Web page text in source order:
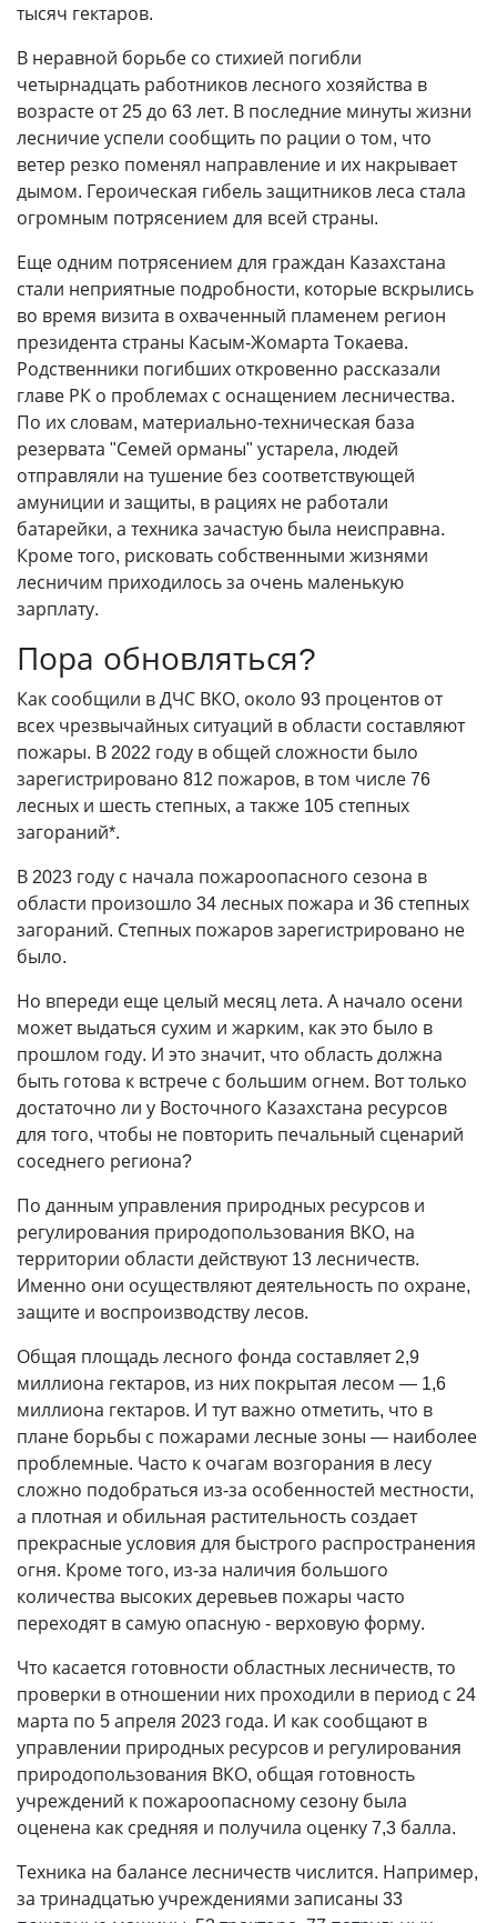
тысяч гектаров.
В неравной борьбе со стихией погибли
четырнадцать работников лесного хозяйства в
возрасте от 25 до 63 лет. В последние минуты жизни
лесничие успели сообщить по рации о том, что
ветер резко поменял направление и их накрывает
дымом. Героическая гибель защитников леса стала
огромным потрясением для всей страны.
Еще одним потрясением для граждан Казахстана
стали неприятные подробности, которые вскрылись
во время визита в охваченный пламенем регион
президента страны Касым-Жомарта Токаева.
Родственники погибших откровенно рассказали
главе РК о проблемах с оснащением лесничества.
По их словам, материально-техническая база
резервата "Семей орманы" устарела, людей
отправляли на тушение без соответствующей
амуниции и защиты, в рациях не работали
батарейки, а техника зачастую была неисправна.
Кроме того, рисковать собственными жизнями
лесничим приходилось за очень маленькую
зарплату.
Пора обновляться?
Как сообщили в ДЧС ВКО, около 93 процентов от
всех чрезвычайных ситуаций в области составляют
пожары. В 2022 году в общей сложности было
зарегистрировано 812 пожаров, в том числе 76
лесных и шесть степных, а также 105 степных
загораний*.
В 2023 году с начала пожароопасного сезона в
области произошло 34 лесных пожара и 36 степных
загораний. Степных пожаров зарегистрировано не
было.
Но впереди еще целый месяц лета. А начало осени
может выдаться сухим и жарким, как это было в
прошлом году. И это значит, что область должна
быть готова к встрече с большим огнем. Вот только
достаточно ли у Восточного Казахстана ресурсов
для того, чтобы не повторить печальный сценарий
соседнего региона?
По данным управления природных ресурсов и
регулирования природопользования ВКО, на
территории области действуют 13 лесничеств.
Именно они осуществляют деятельность по охране,
защите и воспроизводству лесов.
Общая площадь лесного фонда составляет 2,9
миллиона гектаров, из них покрытая лесом — 1,6
миллиона гектаров. И тут важно отметить, что в
плане борьбы с пожарами лесные зоны — наиболее
проблемные. Часто к очагам возгорания в лесу
сложно подобраться из-за особенностей местности,
а плотная и обильная растительность создает
прекрасные условия для быстрого распространения
огня. Кроме того, из-за наличия большого
количества высоких деревьев пожары часто
переходят в самую опасную - верховую форму.
Что касается готовности областных лесничеств, то
проверки в отношении них проходили в период с 24
марта по 5 апреля 2023 года. И как сообщают в
управлении природных ресурсов и регулирования
природопользования ВКО, общая готовность
учреждений к пожароопасному сезону была
оценена как средняя и получила оценку 7,3 балла.
Техника на балансе лесничеств числится. Например,
за тринадцатью учреждениями записаны 33